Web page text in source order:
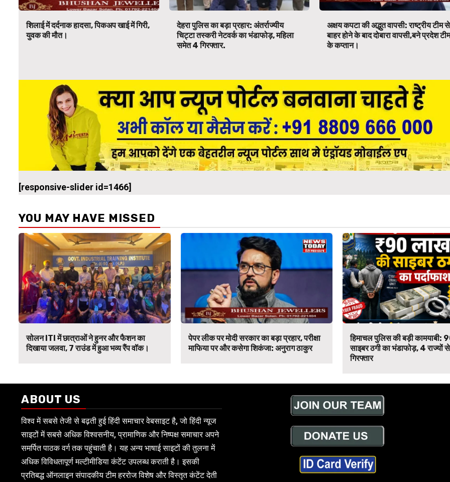
शिलाई में दर्दनाक हादसा, पिकअप खाई में गिरी,
युवक की मौत।
देहरा पुलिस का बड़ा प्रहार: अंतर्राज्यीय
चिट्टा तस्करी नेटवर्क का भंडाफोड़, महिला
समेत 4 गिरफ्तार.
अक्षय कपटा की अद्भुत वापसी: राष्ट्रीय टीम से
बाहर होने के बाद दोबारा वापसी,बने प्रदेश
के कप्तान।
[responsive-slider id=1466]
YOU MAY HAVE MISSED
सोलन ITI में छात्राओं ने हुनर और फैशन का
दिखाया जलवा, 7 राउंड में हुआ भव्य रैंप वॉक।
पेपर लीक पर मोदी सरकार का बड़ा प्रहार, परीक्षा
माफिया पर और कसेगा शिकंजा: अनुराग ठाकुर
हिमाचल पुलिस की बड़ी कामयाबी:
साइबर ठगी का भंडाफोड़, 4 राज्यों
गिरफ्तार
ABOUT US
विश्व में सबसे तेजी से बढ़ती हुई हिंदी समाचार वेबसाइट है, जो हिंदी न्यूज
साइटों में सबसे अधिक विश्वसनीय, प्रामाणिक और निष्पक्ष समाचार अपने
समर्पित पाठक वर्ग तक पहुंचाती है। यह अन्य भाषाई साइटों की तुलना में
अधिक विविधतापूर्ण मल्टीमीडिया कंटेंट उपलब्ध कराती है। इसकी
प्रतिबद्ध ऑनलाइन संपादकीय टीम हररोज विशेष और विस्तृत कंटेंट देती